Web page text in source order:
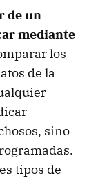
de un
mediante
los
de la
sino
tipos de